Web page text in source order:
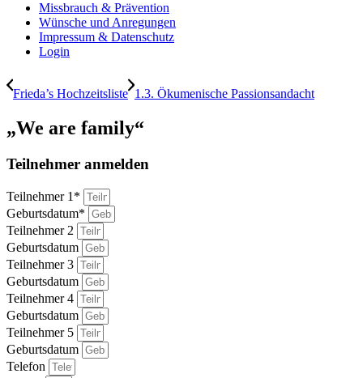
Missbrauch & Prävention
Wünsche und Anregungen
Impressum & Datenschutz
Login
Frieda’s Hochzeitsliste 1.3. Ökumenische Passionsandacht
„We are family“
Teilnehmer anmelden
Teilnehmer 1*
Geburtsdatum*
Teilnehmer 2
Geburtsdatum
Teilnehmer 3
Geburtsdatum
Teilnehmer 4
Geburtsdatum
Teilnehmer 5
Geburtsdatum
Telefon